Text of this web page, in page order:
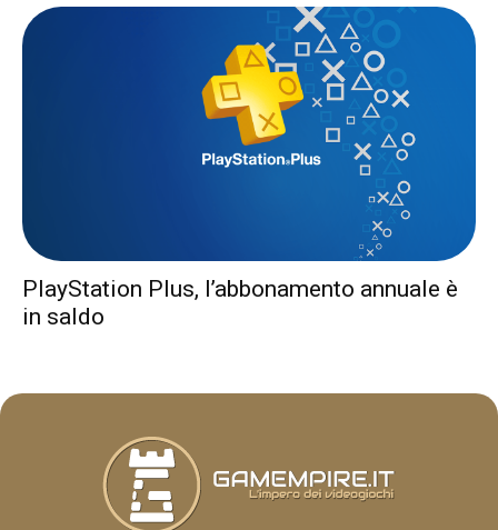
PlayStation Plus, l’abbonamento annuale è
in saldo